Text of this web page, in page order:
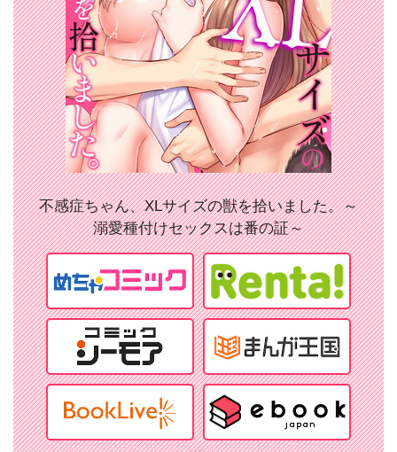
不感症ちゃん、XLサイズの獣を拾いました。～
溺愛種付けセックスは番の証～